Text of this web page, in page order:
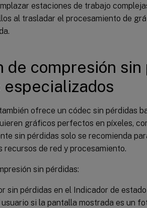
estaciones de trabajo
al trasladar el procesamiento de
de compresión
especializados
ofrece un códec sin pérdidas
gráficos perfectos en píxeles,
sin pérdidas solo se recomienda
recursos de red y procesamiento.
sin pérdidas:
sin pérdidas en el Indicador de
si la pantalla mostrada es un